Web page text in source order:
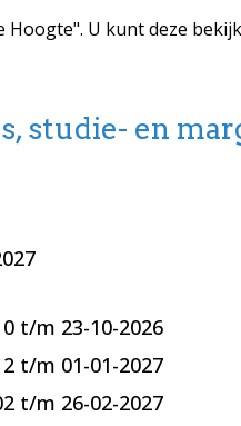
Hoogte". U kunt deze
studie- en
t/m 23-10-2026
t/m 01-01-2027
t/m 26-02-2027